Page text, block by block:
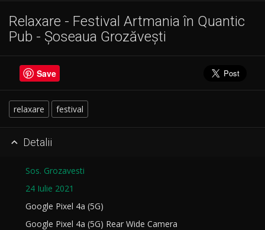
Relaxare - Festival Artmania în Quantic
Pub - Șoseaua Grozăvești
Save
relaxare festival
 Detalii
Sos. Grozavesti
24 Iulie 2021
Google Pixel 4a (5G)
Google Pixel 4a (5G) Rear Wide Camera